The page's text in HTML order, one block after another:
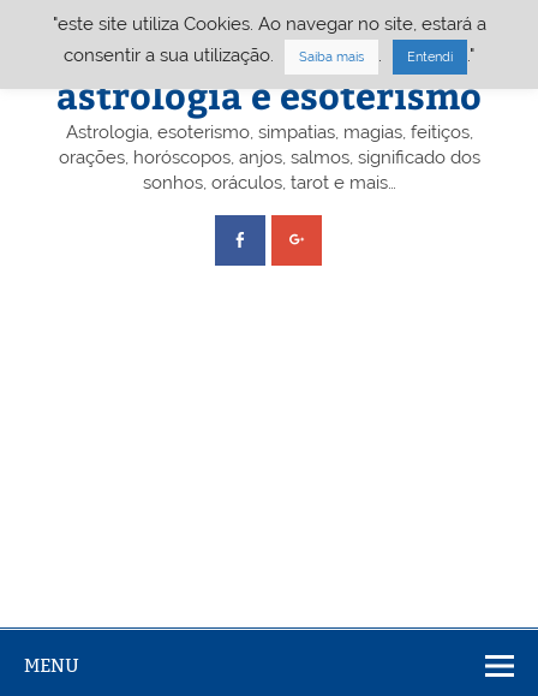
Portal A&E – Portal
astrologia e esoterismo
Astrologia, esoterismo, simpatias, magias, feitiços,
orações, horóscopos, anjos, salmos, significado dos
sonhos, oráculos, tarot e mais…
MENU
"este site utiliza Cookies. Ao navegar no site, estará a
consentir a sua utilização.
Saiba mais Entendi ."